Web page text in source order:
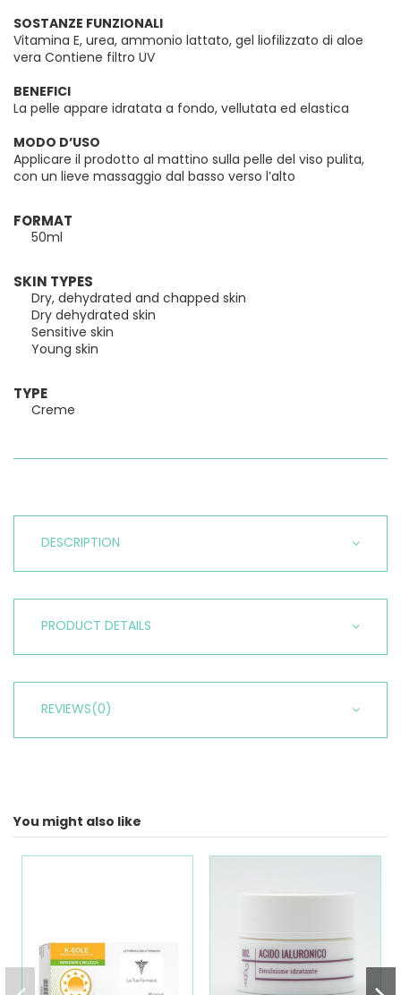
SOSTANZE FUNZIONALI
Vitamina E, urea, ammonio lattato, gel liofilizzato di aloe
vera Contiene filtro UV
BENEFICI
La pelle appare idratata a fondo, vellutata ed elastica
MODO D’USO
Applicare il prodotto al mattino sulla pelle del viso pulita,
con un lieve massaggio dal basso verso l’alto
FORMAT
50ml
SKIN TYPES
Dry, dehydrated and chapped skin
Dry dehydrated skin
Sensitive skin
Young skin
TYPE
Creme
DESCRIPTION
PRODUCT DETAILS
REVIEWS(0)
You might also like